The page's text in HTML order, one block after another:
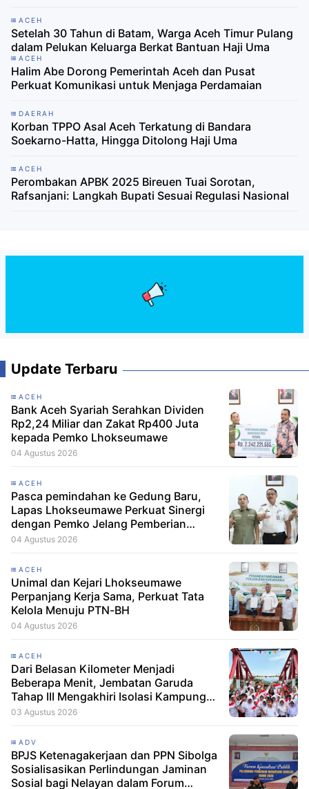
ACEH
Setelah 30 Tahun di Batam, Warga Aceh Timur Pulang
dalam Pelukan Keluarga Berkat Bantuan Haji Uma
ACEH
Halim Abe Dorong Pemerintah Aceh dan Pusat
Perkuat Komunikasi untuk Menjaga Perdamaian
DAERAH
Korban TPPO Asal Aceh Terkatung di Bandara
Soekarno-Hatta, Hingga Ditolong Haji Uma
ACEH
Perombakan APBK 2025 Bireuen Tuai Sorotan,
Rafsanjani: Langkah Bupati Sesuai Regulasi Nasional
Update Terbaru
ACEH
Bank Aceh Syariah Serahkan Dividen
Rp2,24 Miliar dan Zakat Rp400 Juta
kepada Pemko Lhokseumawe
04 Agustus 2026
ACEH
Pasca pemindahan ke Gedung Baru,
Lapas Lhokseumawe Perkuat Sinergi
dengan Pemko Jelang Pemberian
Remisi HUT RI
04 Agustus 2026
ACEH
Unimal dan Kejari Lhokseumawe
Perpanjang Kerja Sama, Perkuat Tata
Kelola Menuju PTN-BH
04 Agustus 2026
ACEH
Dari Belasan Kilometer Menjadi
Beberapa Menit, Jembatan Garuda
Tahap III Mengakhiri Isolasi Kampung
Tempel
03 Agustus 2026
ADV
BPJS Ketenagakerjaan dan PPN Sibolga
Sosialisasikan Perlindungan Jaminan
Sosial bagi Nelayan dalam Forum